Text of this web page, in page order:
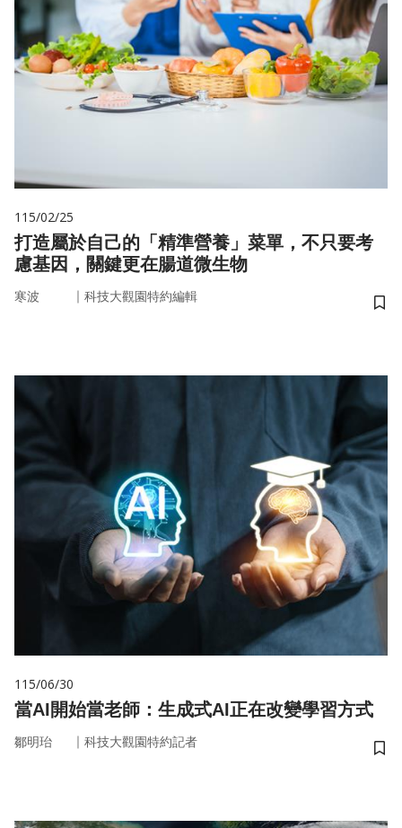
115/02/25
打造屬於自己的「精準營養」菜單，不只要考
慮基因，關鍵更在腸道微生物
寒波 ｜ 科技大觀園特約編輯
儲
115/06/30
當AI開始當老師：生成式AI正在改變學習方式
鄒明珆 ｜ 科技大觀園特約記者
儲